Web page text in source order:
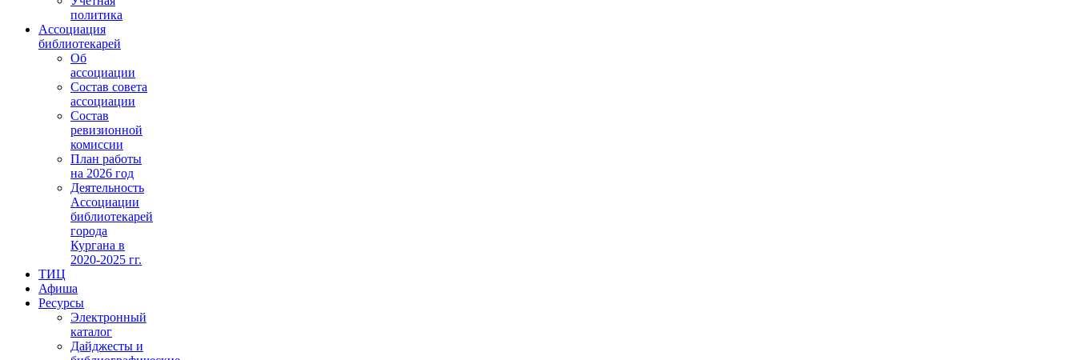
политика
Ассоциация
библиотекарей
Об
ассоциации
Состав совета
ассоциации
Состав
ревизионной
комиссии
План работы
на 2026 год
Деятельность
Ассоциации
библиотекарей
города
Кургана в
2020-2025 гг.
ТИЦ
Афиша
Ресурсы
Электронный
каталог
Дайджесты и